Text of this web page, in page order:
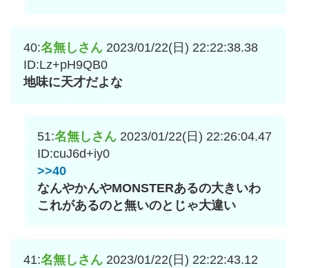
40:名無しさん 2023/01/22(日) 22:22:38.38
ID:Lz+pH9QB0
地味に天才だよな
51:名無しさん 2023/01/22(日) 22:26:04.47
ID:cuJ6d+iy0
>>40
なんやかんやMONSTERあるの大きいわ
これがあるのと無いのとじゃ大違い
41:名無しさん 2023/01/22(日) 22:22:43.12